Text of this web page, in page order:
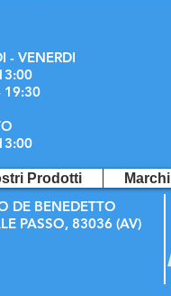
- VENERDI
19:30
Prodotti Marchi
DE BENEDETTO
PASSO, 83036 (AV)